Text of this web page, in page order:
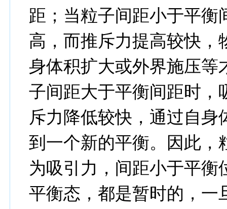
距；当粒子间距小于平衡
高，而推斥力提高较快，
身体积扩大或外界施压等
子间距大于平衡间距时，
斥力降低较快，通过自
到一个新的平衡。因此，
为吸引力，间距小于平衡
平衡态，都是暂时的，一